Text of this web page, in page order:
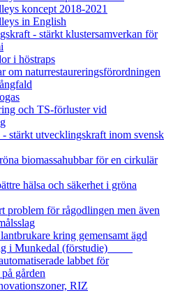
koncept 2018-2021
in English
- stärkt klustersamverkan för
i höstraps
om naturrestaureringsförordningen
och TS-förluster vid
stärkt utvecklingskraft inom svensk
biomassahubbar för en cirkulär
hälsa och säkerhet i gröna
problem för rågodlingen men även
kring gemensamt ägd
i Munkedal (förstudie)
labbet för
gården
RIZ